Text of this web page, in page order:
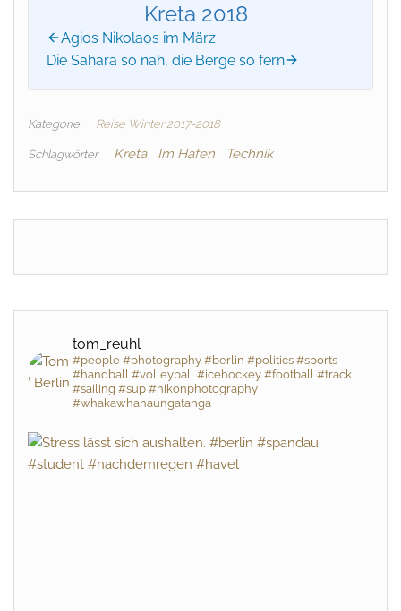
Kreta 2018
Agios Nikolaos im März
Die Sahara so nah, die Berge so fern
Kategorie Reise Winter 2017-2018
Schlagwörter Kreta Im Hafen Technik
tom_reuhl
#people #photography #berlin #politics #sports
#handball #volleyball #icehockey #football #track
#sailing #sup #nikonphotography
#whakawhanaungatanga